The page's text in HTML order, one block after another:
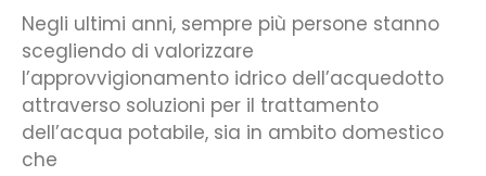
Negli ultimi anni, sempre più persone stanno
scegliendo di valorizzare
l’approvvigionamento idrico dell’acquedotto
attraverso soluzioni per il trattamento
dell’acqua potabile, sia in ambito domestico
che